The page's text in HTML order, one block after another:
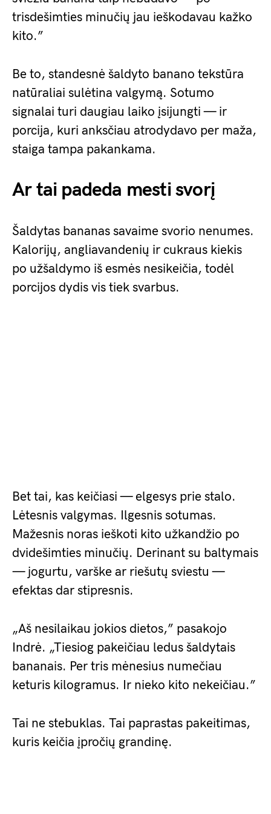
trisdešimties minučių jau ieškodavau kažko
kito.”
Be to, standesnė šaldyto banano tekstūra
natūraliai sulėtina valgymą. Sotumo
signalai turi daugiau laiko įsijungti — ir
porcija, kuri anksčiau atrodydavo per maža,
staiga tampa pakankama.
Ar tai padeda mesti svorį
Šaldytas bananas savaime svorio nenumes.
Kalorijų, angliavandenių ir cukraus kiekis
po užšaldymo iš esmės nesikeičia, todėl
porcijos dydis vis tiek svarbus.
Bet tai, kas keičiasi — elgesys prie stalo.
Lėtesnis valgymas. Ilgesnis sotumas.
Mažesnis noras ieškoti kito užkandžio po
dvidešimties minučių. Derinant su baltymais
— jogurtu, varške ar riešutų sviestu —
efektas dar stipresnis.
„Aš nesilaikau jokios dietos,” pasakojo
Indrė. „Tiesiog pakeičiau ledus šaldytais
bananais. Per tris mėnesius numečiau
keturis kilogramus. Ir nieko kito nekeičiau.”
Tai ne stebuklas. Tai paprastas pakeitimas,
kuris keičia įpročių grandinę.